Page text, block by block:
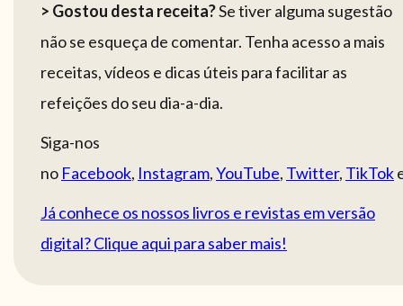
> Gostou desta receita?Se tiver alguma sugestão
não se esqueça de comentar. Tenha acesso a mais
receitas, vídeos e dicas úteis para facilitar as
refeições do seu dia-a-dia.
Siga-nos
no Facebook, Instagram,YouTube, Twitter, TikTok
Já conhece os nossos livros e revistas em versão
digital? Clique aqui para saber mais!